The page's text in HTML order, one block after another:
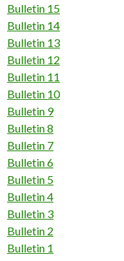
Bulletin 15
Bulletin 14
Bulletin 13
Bulletin 12
Bulletin 11
Bulletin 10
Bulletin 9
Bulletin 8
Bulletin 7
Bulletin 6
Bulletin 5
Bulletin 4
Bulletin 3
Bulletin 2
Bulletin 1